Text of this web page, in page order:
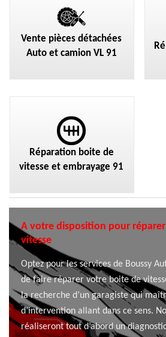
Vente pièces détachées
Auto et camion VL 91
Réparation boite de
vitesse et embrayage 91
A votre disposition pour
vitesse
Optez pour les services de Boussy
de faire réparer votre boite de
la recherche d’un garagiste qui
d’intervention allant dans ce sens.
réaliseront tout d’abord un